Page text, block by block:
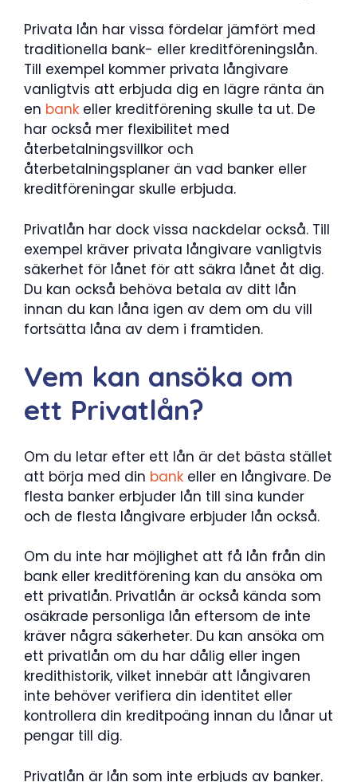
Privata lån har vissa fördelar jämfört med
traditionella bank- eller kreditföreningslån.
Till exempel kommer privata långivare
vanligtvis att erbjuda dig en lägre ränta än
en bank eller kreditförening skulle ta ut. De
har också mer flexibilitet med
återbetalningsvillkor och
återbetalningsplaner än vad banker eller
kreditföreningar skulle erbjuda.
Privatlån har dock vissa nackdelar också. Till
exempel kräver privata långivare vanligtvis
säkerhet för lånet för att säkra lånet åt dig.
Du kan också behöva betala av ditt lån
innan du kan låna igen av dem om du vill
fortsätta låna av dem i framtiden.
Vem kan ansöka om
ett Privatlån?
Om du letar efter ett lån är det bästa stället
att börja med din bank eller en långivare. De
flesta banker erbjuder lån till sina kunder
och de flesta långivare erbjuder lån också.
Om du inte har möjlighet att få lån från din
bank eller kreditförening kan du ansöka om
ett privatlån. Privatlån är också kända som
osäkrade personliga lån eftersom de inte
kräver några säkerheter. Du kan ansöka om
ett privatlån om du har dålig eller ingen
kredithistorik, vilket innebär att långivaren
inte behöver verifiera din identitet eller
kontrollera din kreditpoäng innan du lånar ut
pengar till dig.
Privatlån är lån som inte erbjuds av banker.